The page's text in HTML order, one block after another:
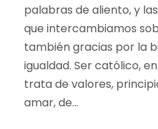
palabras de aliento, y
que intercambiamos
también gracias por la
igualdad. Ser católico,
trata de valores,
amar, de...